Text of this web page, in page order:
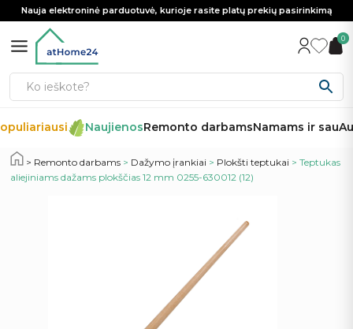
Nauja elektroninė parduotuvė, kurioje rasite platų prekių pasirinkimą
0
NaujienosRemonto darbamsNamams ir sau
Remonto darbams > Dažymo įrankiai > Plokšti teptukai > Teptukas
aliejiniams dažams plokščias 12 mm 0255-630012 (12)